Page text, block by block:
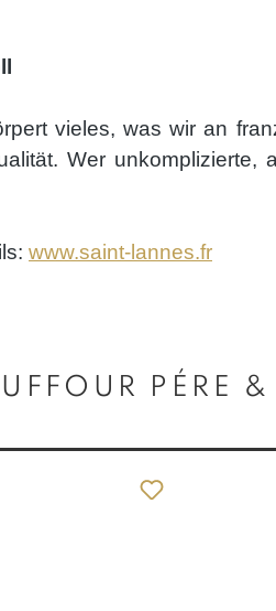
vieles, was wir an
Wer
www.saint-lannes.fr
PÉRE &